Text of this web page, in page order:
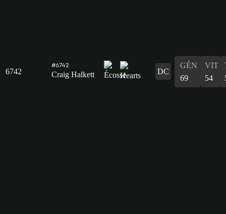
6742
#6742
Craig Halkett DC
GÉN
69
VIT
54